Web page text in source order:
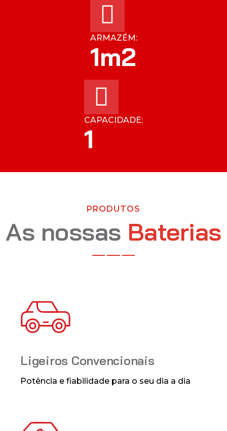
ARMAZÉM:
1m2
CAPACIDADE:
1
PRODUTOS
As nossas Baterias
Ligeiros Convencionais
Potência e fiabilidade para o seu dia a dia